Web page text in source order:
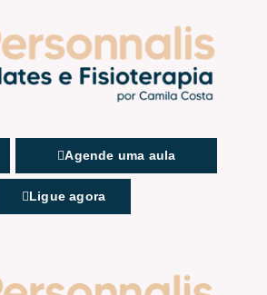
Agende uma aula
Ligue agora